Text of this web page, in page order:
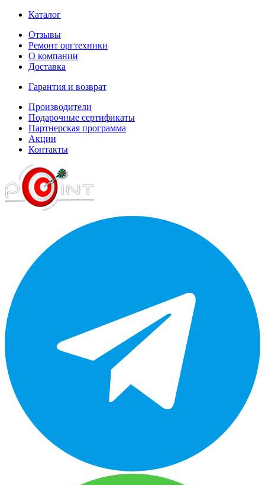
Каталог
Отзывы
Ремонт оргтехники
О компании
Доставка
Гарантия и возврат
Производители
Подарочные сертификаты
Партнерская программа
Акции
Контакты